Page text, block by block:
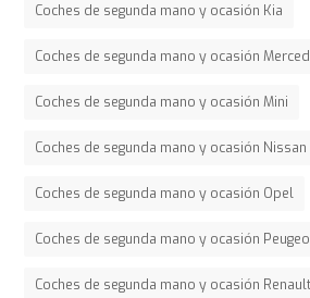
Coches de segunda mano y ocasión Kia
Coches de segunda mano y ocasión
Coches de segunda mano y ocasión Mini
Coches de segunda mano y ocasión Nissan
Coches de segunda mano y ocasión Opel
Coches de segunda mano y ocasión
Coches de segunda mano y ocasión Renault